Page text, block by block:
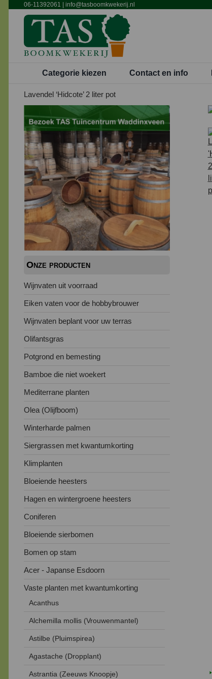
06-11392061 info@tasboomkwekerij.nl
Categorie kiezen Contact en info
Lavendel ‘Hidcote’ 2 liter pot
Onze producten
Wijnvaten uit voorraad
Eiken vaten voor de hobbybrouwer
Wijnvaten beplant voor uw terras
Olifantsgras
Potgrond en bemesting
Bamboe die niet woekert
Mediterrane planten
Olea (Olijfboom)
Winterharde palmen
Siergrassen met kwantumkorting
Klimplanten
Bloeiende heesters
Hagen en wintergroene heesters
Coniferen
Bloeiende sierbomen
Bomen op stam
Acer - Japanse Esdoorn
Vaste planten met kwantumkorting
Acanthus
Alchemilla mollis (Vrouwenmantel)
Astilbe (Pluimspirea)
Agastache (Dropplant)
Astrantia (Zeeuws Knoopje)